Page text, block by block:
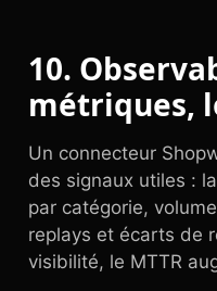
10.
métriques,
Un connecteur
des signaux utiles :
par catégorie,
replays et écarts de
visibilité, le MTTR